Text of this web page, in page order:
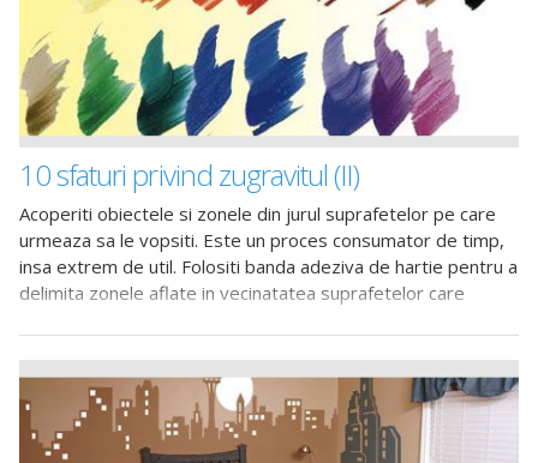
10 sfaturi privind zugravitul (II)
Acoperiti obiectele si zonele din jurul suprafetelor pe care
urmeaza sa le vopsiti. Este un proces consumator de timp,
insa extrem de util. Folositi banda adeziva de hartie pentru a
delimita zonele aflate in vecinatatea suprafetelor care